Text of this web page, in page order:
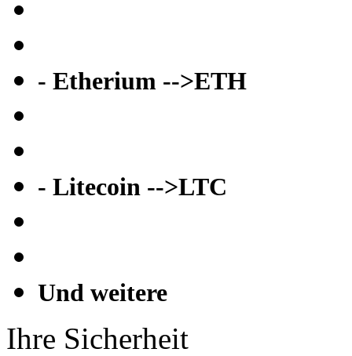
- Etherium -->ETH
- Litecoin -->LTC
Und weitere
Ihre Sicherheit